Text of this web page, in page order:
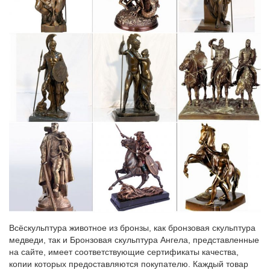
Эксклюзивные подарки » Статуэтки Собак – Символ 2018.
Сувенирные статуэтки собак. Статуэтка Большой Йоркшир арт.
240N. Цена: 10 950 руб. Купить.
Фигурки собак символ 2018 года купить в Москве…
Главная > Каталог товаров > Подарки на праздники > Подарки
на Новый Год > Сувениры с символом 2018 года > Фигурки
собак символ 2018 года.Посуда Японский сад. Серии посуды с
цветочными рисунками.
Статуэтки собак недорого в Москве | Купить статуэтки собак…
Интернет-магазин Территория Уюта предлагает купить
статуэтки собак со склада в Москве. Мы предлагаем: Быструю
доставку по Москве, Санкт-Петербургу и другим городам
России.Символ года 2018 (собака). Новогодние товары.
Купить сувениры с символом года 2018 Собака
Символ года купить оптом в РЦ Восток. Ни для кого не секрет,
что символом 2018 года является желтая земляная собака.В
центре стола будет уместна статуэтка или фигурка с символом
Всёскульптура животное из бронзы, как бронзовая скульптура
медведи, так и Бронзовая скульптура Ангела, представленные
на сайте, имеет соответствующие сертификаты качества,
копии которых предоставляются покупателю. Каждый товар